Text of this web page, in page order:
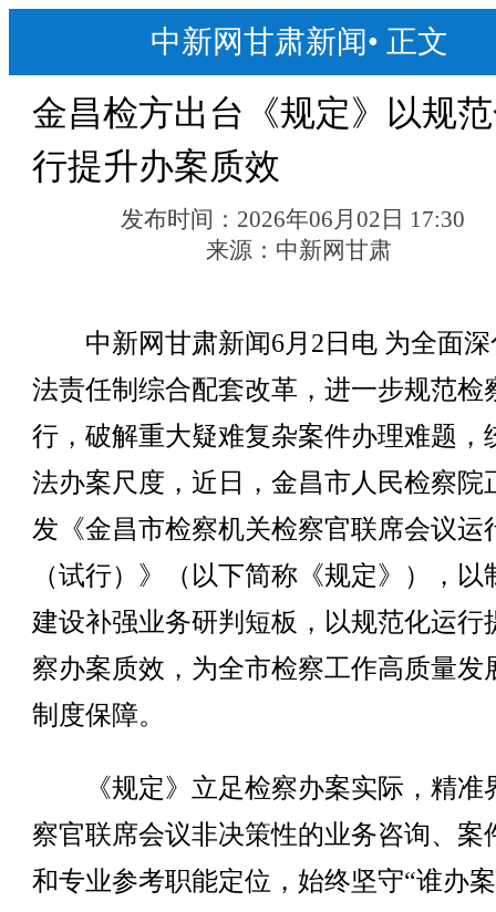
中新网甘肃新闻• 正文
金昌检方出台《规定》以规
行提升办案质效
发布时间： 2026年06月02日 17:30
来源： 中新网甘肃
中新网甘肃新闻6月2日电 为全面深
法责任制综合配套改革，进一步规范检
行，破解重大疑难复杂案件办理难题，
法办案尺度，近日，金昌市人民检察院
发《金昌市检察机关检察官联席会议运
（试行）》（以下简称《规定》），以
建设补强业务研判短板，以规范化运行
察办案质效，为全市检察工作高质量发
制度保障。
《规定》立足检察办案实际，精准
察官联席会议非决策性的业务咨询、案
和专业参考职能定位，始终坚守“谁办